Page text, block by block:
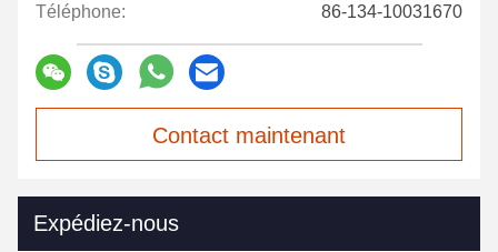
Téléphone: 86-134-10031670
Contact maintenant
Expédiez-nous